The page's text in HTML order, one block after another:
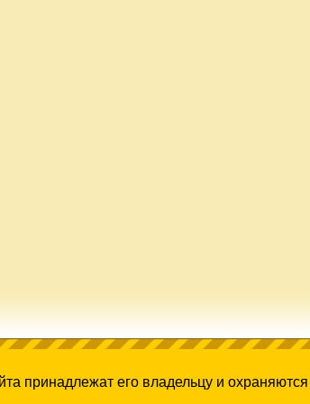
принадлежат его владельцу и охраняются